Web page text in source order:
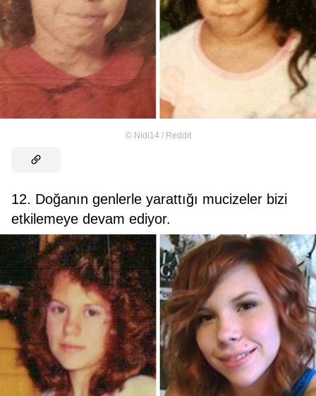
© Nidi14 / Reddit
12. Doğanın genlerle yarattığı mucizeler bizi
etkilemeye devam ediyor.